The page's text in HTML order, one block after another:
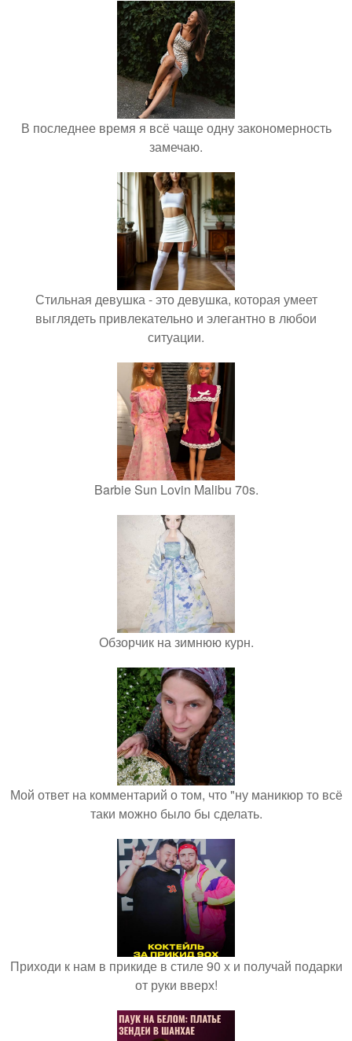
В последнее время я всё чаще одну закономерность
замечаю.
Стильная девушка - это девушка, которая умеет
выглядеть привлекательно и элегантно в любои
ситуации.
Barbie Sun Lovin Malibu 70s.
Обзорчик на зимнюю курн.
Мой ответ на комментарий о том, что "ну маникюр то всё
таки можно было бы сделать.
Приходи к нам в прикиде в стиле 90 х и получай подарки
от руки вверх!